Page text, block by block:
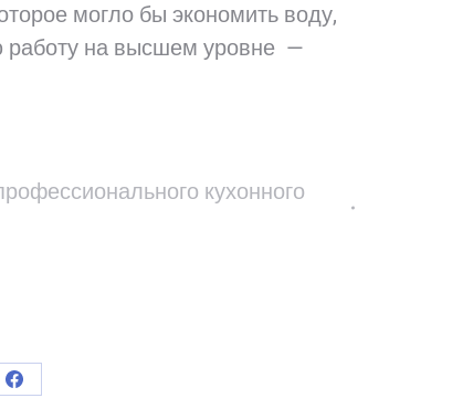
могло бы экономить воду,
работу на высшем уровне —
кухонного
Поделиться